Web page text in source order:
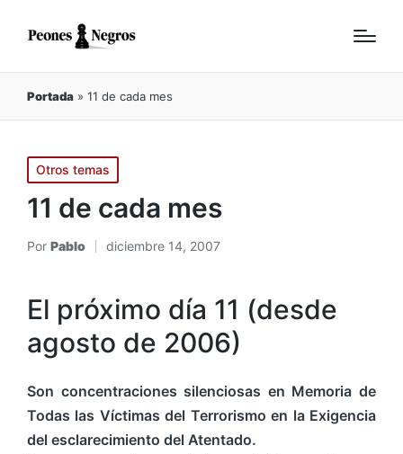
Portada » 11 de cada mes
Publicado
en
Otros temas
11 de cada mes
Publicado
Por Pablo diciembre 14, 2007
El próximo día 11 (desde
agosto de 2006)
Son concentraciones silenciosas en Memoria de
Todas las Víctimas del Terrorismo en la Exigencia
del esclarecimiento del Atentado.